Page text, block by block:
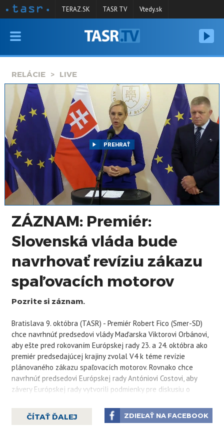
VYSIELANIE
SPRAVODAJSTVO
KONTAKT
ARCHÍV
TERAZ.SK TASR TV Vtedy.sk
RELÁCIE LIVE
PREHRAŤ
ZÁZNAM: Premiér:
Slovenská vláda bude
navrhovať revíziu zákazu
spaľovacích motorov
Pozrite si záznam.
Bratislava 9. októbra (TASR) - Premiér Robert Fico (Smer-SD)
chce navrhnúť predsedovi vlády Maďarska Viktorovi Orbánovi,
aby ešte pred rokovaním Európskej rady 23. a 24. októbra ako
premiér predsedajúcej krajiny zvolal V4 k téme revízie
plánovaného zákazu spaľovacích motorov. Rovnako chce
navrhnúť predsedovi Európskej rady Antóniovi Costovi, aby
závery Európskej rady vytvorili podmienky pre diskusiu o
udržateľnosti. Uviedol to Fico po stretnutí so zástupcami
automobilového priemyslu.
ČÍTAŤ ĎALEJ ZDIEĽAŤ NA FACEBOOK